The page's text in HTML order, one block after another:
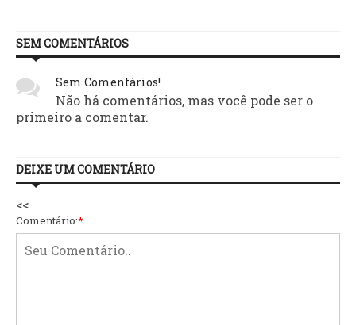
SEM COMENTÁRIOS
Sem Comentários!
Não há comentários, mas você pode ser o
primeiro a comentar.
DEIXE UM COMENTÁRIO
<<
Comentário:*